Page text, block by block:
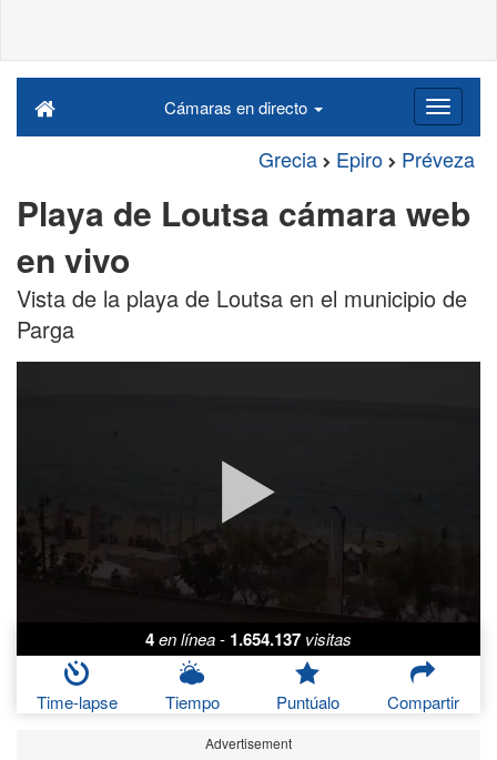
Cámaras en directo
Grecia Epiro Préveza
Playa de Loutsa cámara web
en vivo
Vista de la playa de Loutsa en el municipio de
Parga
4en línea- 1.654.137 visitas
Time-lapse Tiempo Puntúalo Compartir
Advertisement